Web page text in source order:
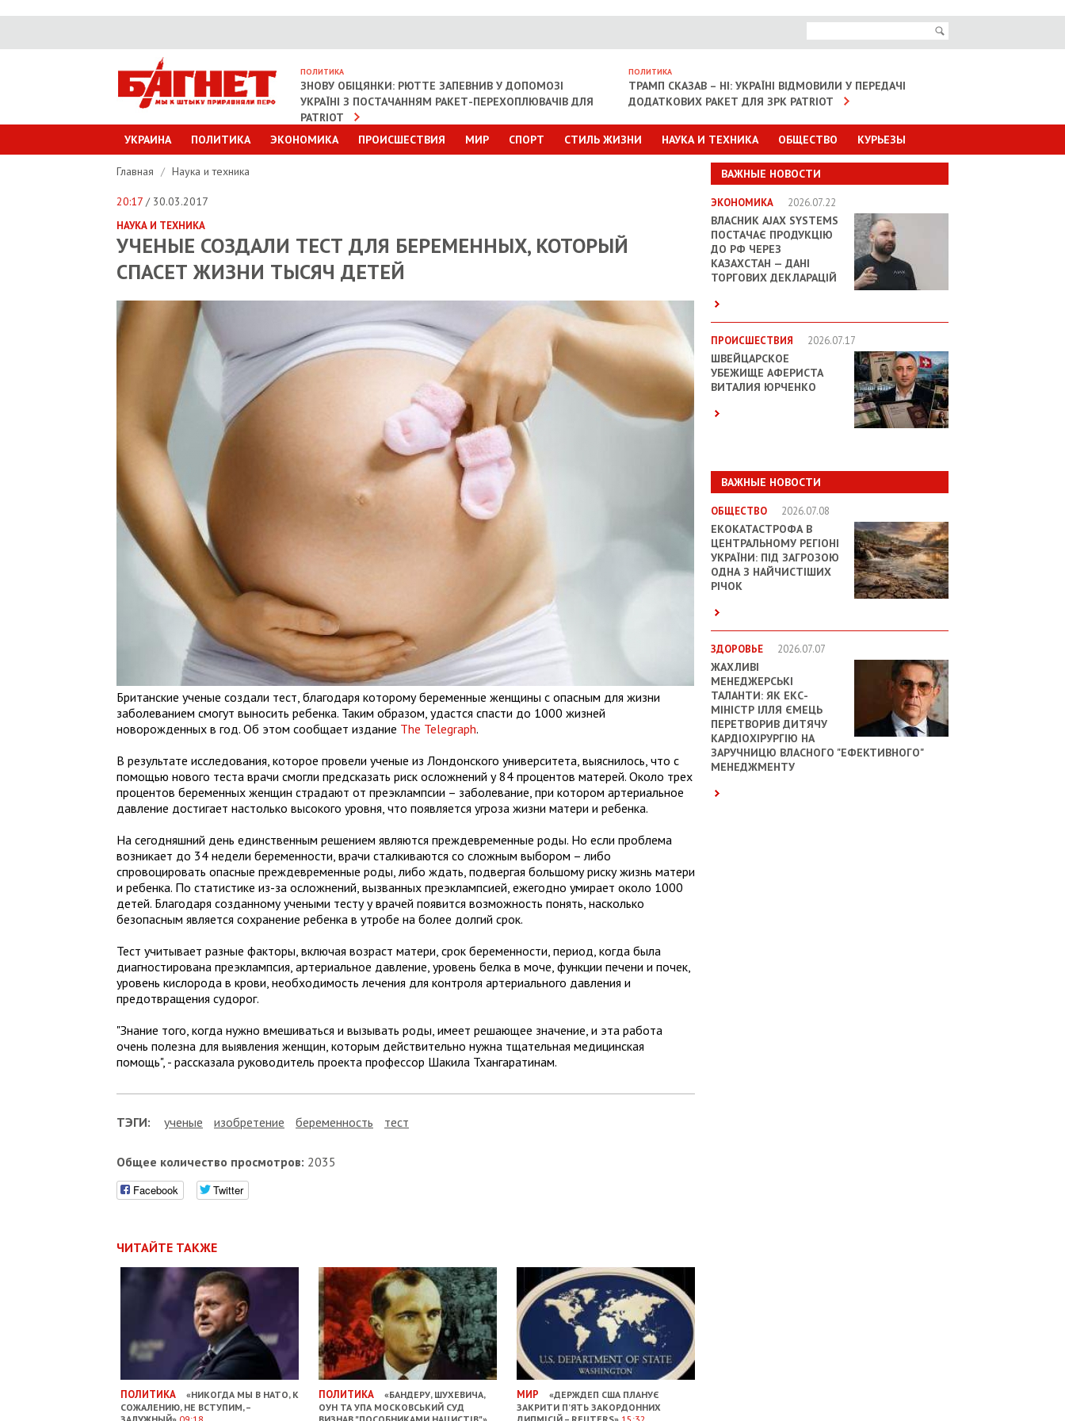
ПОЛИТИКА
ЗНОВУ ОБІЦЯНКИ: РЮТТЕ ЗАПЕВНИВ У ДОПОМОЗІ
УКРАЇНІ З ПОСТАЧАННЯМ РАКЕТ-ПЕРЕХОПЛЮВАЧІВ ДЛЯ
PATRIOT
ПОЛИТИКА
ТРАМП СКАЗАВ – НІ: УКРАЇНІ ВІДМОВИЛИ У ПЕРЕДАЧІ
ДОДАТКОВИХ РАКЕТ ДЛЯ ЗРК PATRIOT
УКРАИНА ПОЛИТИКА ЭКОНОМИКА ПРОИСШЕСТВИЯ МИР СПОРТ СТИЛЬ ЖИЗНИ НАУКА И ТЕХНИКА ОБЩЕСТВО КУРЬЕЗЫ
ВАЖНЫЕ НОВОСТИ
ЭКОНОМИКА 2026.07.22
ВЛАСНИК AJAX SYSTEMS
ПОСТАЧАЄ ПРОДУКЦІЮ
ДО РФ ЧЕРЕЗ
КАЗАХСТАН — ДАНІ
ТОРГОВИХ ДЕКЛАРАЦІЙ
ПРОИСШЕСТВИЯ 2026.07.17
ШВЕЙЦАРСКОЕ
УБЕЖИЩЕ АФЕРИСТА
ВИТАЛИЯ ЮРЧЕНКО
ВАЖНЫЕ НОВОСТИ
ОБЩЕСТВО 2026.07.08
ЕКОКАТАСТРОФА В
ЦЕНТРАЛЬНОМУ РЕГІОНІ
УКРАЇНИ: ПІД ЗАГРОЗОЮ
ОДНА З НАЙЧИСТІШИХ
РІЧОК
ЗДОРОВЬЕ 2026.07.07
ЖАХЛИВІ
МЕНЕДЖЕРСЬКІ
ТАЛАНТИ: ЯК ЕКС-
МІНІСТР ІЛЛЯ ЄМЕЦЬ
ПЕРЕТВОРИВ ДИТЯЧУ
КАРДІОХІРУРГІЮ НА
ЗАРУЧНИЦЮ ВЛАСНОГО "ЕФЕКТИВНОГО"
МЕНЕДЖМЕНТУ
Главная / Наука и техника
20:17 / 30.03.2017
НАУКА И ТЕХНИКА
УЧЕНЫЕ СОЗДАЛИ ТЕСТ ДЛЯ БЕРЕМЕННЫХ, КОТОРЫЙ
СПАСЕТ ЖИЗНИ ТЫСЯЧ ДЕТЕЙ
Британские ученые создали тест, благодаря которому беременные женщины с опасным для жизни
заболеванием смогут выносить ребенка. Таким образом, удастся спасти до 1000 жизней
новорожденных в год. Об этом сообщает издание The Telegraph.
В результате исследования, которое провели ученые из Лондонского университета, выяснилось, что с
помощью нового теста врачи смогли предсказать риск осложнений у 84 процентов матерей. Около трех
процентов беременных женщин страдают от преэклампсии – заболевание, при котором артериальное
давление достигает настолько высокого уровня, что появляется угроза жизни матери и ребенка.
На сегодняшний день единственным решением являются преждевременные роды. Но если проблема
возникает до 34 недели беременности, врачи сталкиваются со сложным выбором – либо
спровоцировать опасные преждевременные роды, либо ждать, подвергая большому риску жизнь матери
и ребенка. По статистике из-за осложнений, вызванных преэклампсией, ежегодно умирает около 1000
детей. Благодаря созданному учеными тесту у врачей появится возможность понять, насколько
безопасным является сохранение ребенка в утробе на более долгий срок.
Тест учитывает разные факторы, включая возраст матери, срок беременности, период, когда была
диагностирована преэклампсия, артериальное давление, уровень белка в моче, функции печени и почек,
уровень кислорода в крови, необходимость лечения для контроля артериального давления и
предотвращения судорог.
"Знание того, когда нужно вмешиваться и вызывать роды, имеет решающее значение, и эта работа
очень полезна для выявления женщин, которым действительно нужна тщательная медицинская
помощь", - рассказала руководитель проекта профессор Шакила Тхангаратинам.
ТЭГИ: ученые изобретение беременность тест
Общее количество просмотров: 2035
Facebook Twitter
ЧИТАЙТЕ ТАКЖЕ
ПОЛИТИКА
«НИКОГДА МЫ В НАТО, К
СОЖАЛЕНИЮ, НЕ ВСТУПИМ, –
ПОЛИТИКА
«БАНДЕРУ, ШУХЕВИЧА,
ОУН ТА УПА МОСКОВСЬКИЙ СУД
МИР
«ДЕРЖДЕП США ПЛАНУЄ
ЗАКРИТИ П’ЯТЬ ЗАКОРДОННИХ